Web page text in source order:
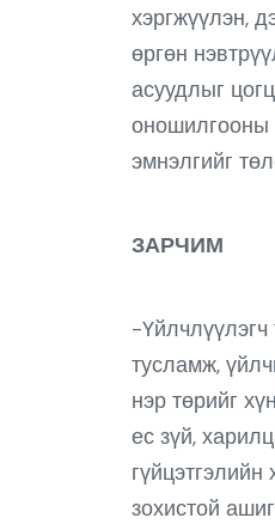
хэргжүүлэн,
өргөн
асуудлыг
оношилгооны
эмнэлгийг
ЗАРЧИМ
-Үйлчлүүлэгч
тусламж,
нэр төрийг
ес зүй,
зохистой